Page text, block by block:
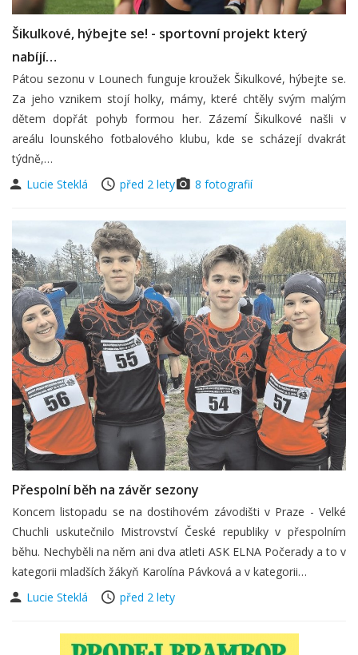
Šikulkové, hýbejte se! - sportovní projekt který
nabíjí…
Pátou sezonu v Lounech funguje kroužek Šikulkové, hýbejte se.
Za jeho vznikem stojí holky, mámy, které chtěly svým malým
dětem dopřát pohyb formou her. Zázemí Šikulkové našli v
areálu lounského fotbalového klubu, kde se scházejí dvakrát
týdně,…
Lucie Steklá
před 2 lety 8 fotografií
Přespolní běh na závěr sezony
Koncem listopadu se na dostihovém závodišti v Praze - Velké
Chuchli uskutečnilo Mistrovství České republiky v přespolním
běhu. Nechyběli na něm ani dva atleti ASK ELNA Počerady a to v
kategorii mladších žákyň Karolína Pávková a v kategorii…
Lucie Steklá
před 2 lety